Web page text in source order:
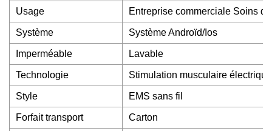
Usage Entreprise commerciale Soins
Système Système Androïd/Ios
Imperméable Lavable
Technologie Stimulation musculaire
Style EMS sans fil
Forfait transport Carton